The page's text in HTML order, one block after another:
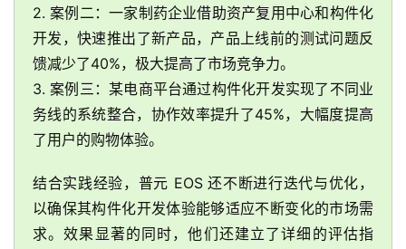
2. 案例二：一家制药企业借助资产复用中心和构件化
开发，快速推出了新产品，产品上线前的测试问题反
馈减少了40%，极大提高了市场竞争力。
3. 案例三：某电商平台通过构件化开发实现了不同业
务线的系统整合，协作效率提升了45%，大幅度提高
了用户的购物体验。
结合实践经验，普元 EOS 还不断进行迭代与优化，
以确保其构件化开发体验能够适应不断变化的市场需
求。效果显著的同时，他们还建立了详细的评估指